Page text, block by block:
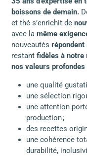
boissons de demain.
et thé s’enrichit de
avec la même
nouveautés répondent
restant fidèles à notre
nos valeurs profondes
une qualité
une sélection
une attention
production ;
des recettes
une cohérence
durabilité,